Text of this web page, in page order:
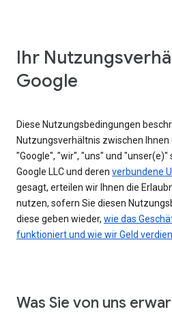
Ihr
Google
Diese Nutzungsbedingungen
Nutzungsverhältnis zwischen Ihnen
"Google", "wir", "uns" und
Google LLC und deren verbundene
gesagt, erteilen wir Ihnen die
nutzen, sofern Sie diesen
diese geben wieder, wie das
funktioniert und wie wir Geld
Was Sie von uns